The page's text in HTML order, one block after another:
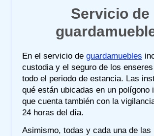
Servicio de
En el servicio de guardamuebles
custodia y el seguro de los
todo el periodo de estancia. Las
qué están ubicadas en un polígono
que cuenta también con la
24 horas del día.
Asimismo, todas y cada una de las